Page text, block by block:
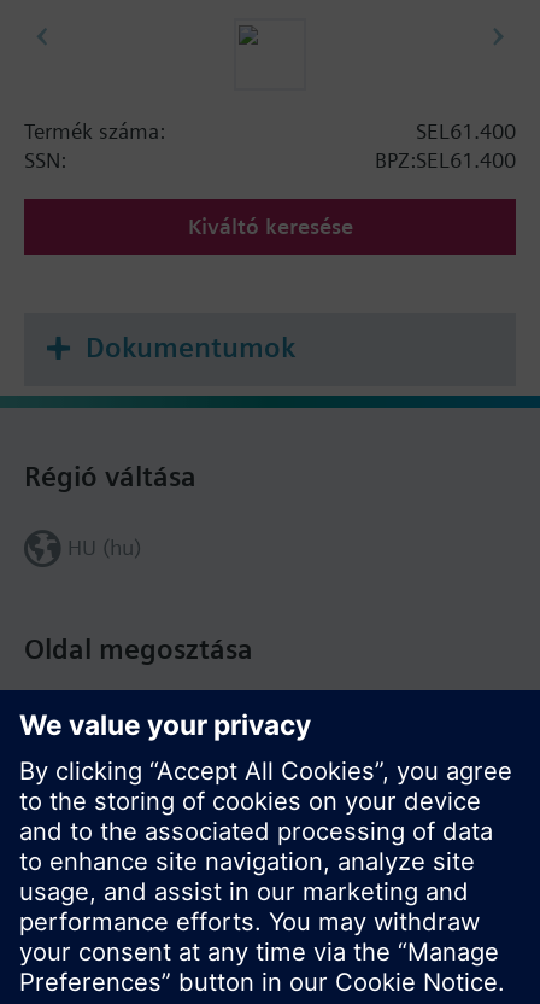
Termék száma:
SEL61.400
SSN:
BPZ:SEL61.400
Kiváltó keresése
Dokumentumok
Oldal megosztása
Régió váltása
HU (hu)
© Siemens Switzerland Ltd. Building Technologies
Division - 2016